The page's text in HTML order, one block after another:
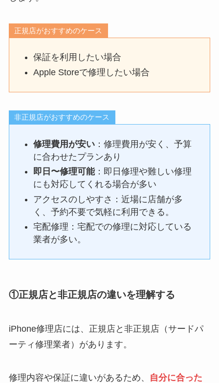
正規店がおすすめのケース
保証を利用したい場合
Apple Storeで修理したい場合
非正規店がおすすめのケース
修理費用が安い ：修理費用が安く、予算
に合わせたプランあり
即日〜修理可能：即日修理や難しい修理
にも対応してくれる場合が多い
アクセスのしやすさ：近場に店舗が多
く、予約不要で気軽に利用できる。
宅配修理：宅配での修理に対応している
業者が多い。
①正規店と非正規店の違いを理解する
iPhone修理店には、正規店と非正規店（サードパ
ーティ修理業者）があります。
修理内容や保証に違いがあるため、
自分に合った